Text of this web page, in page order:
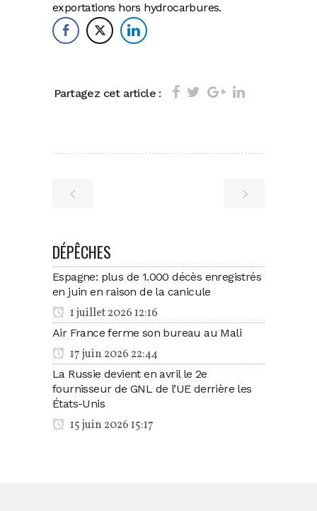
exportations hors hydrocarbures.
Partagez cet article :
DÉPÊCHES
Espagne: plus de 1.000 décès enregistrés
en juin en raison de la canicule
1 juillet 2026 12:16
Air France ferme son bureau au Mali
17 juin 2026 22:44
La Russie devient en avril le 2e
fournisseur de GNL de l’UE derrière les
États-Unis
15 juin 2026 15:17